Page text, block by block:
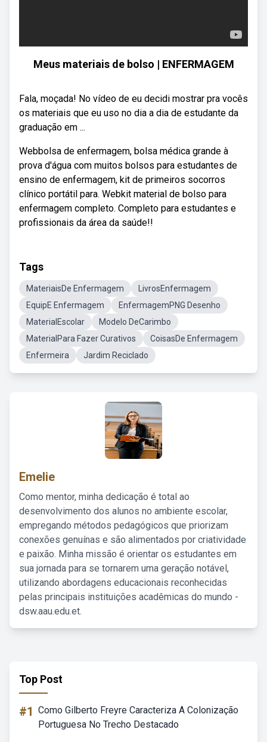
Meus materiais de bolso | ENFERMAGEM
Fala, moçada! No vídeo de eu decidi mostrar pra vocês
os materiais que eu uso no dia a dia de estudante da
graduação em ...
Webbolsa de enfermagem, bolsa médica grande à
prova d'água com muitos bolsos para estudantes de
ensino de enfermagem, kit de primeiros socorros
clínico portátil para. Webkit material de bolso para
enfermagem completo. Completo para estudantes e
profissionais da área da saúde!!
Tags
MateriaisDe Enfermagem
LivrosEnfermagem
EquipE Enfermagem
EnfermagemPNG Desenho
MaterialEscolar
Modelo DeCarimbo
MaterialPara Fazer Curativos
CoisasDe Enfermagem
Enfermeira
Jardim Reciclado
Emelie
Como mentor, minha dedicação é total ao
desenvolvimento dos alunos no ambiente escolar,
empregando métodos pedagógicos que priorizam
conexões genuínas e são alimentados por criatividade
e paixão. Minha missão é orientar os estudantes em
sua jornada para se tornarem uma geração notável,
utilizando abordagens educacionais reconhecidas
pelas principais instituições acadêmicas do mundo -
dsw.aau.edu.et.
Top Post
#1 Como Gilberto Freyre Caracteriza A Colonização
Portuguesa No Trecho Destacado